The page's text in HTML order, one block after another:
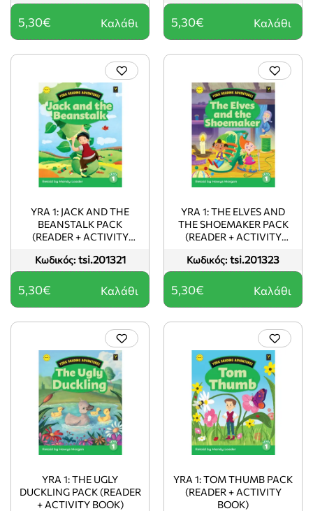
5,30€ Καλάθι 5,30€ Καλάθι
Κωδικός: tsi.201321
YRA 1: JACK AND THE
BEANSTALK PACK
(READER + ACTIVITY
5,30€ Καλάθι
Κωδικός: tsi.201323
YRA 1: THE ELVES AND
THE SHOEMAKER PACK
(READER + ACTIVITY
5,30€ Καλάθι
YRA 1: THE UGLY
DUCKLING PACK (READER
+ ACTIVITY BOOK)
YRA 1: TOM THUMB PACK
(READER + ACTIVITY
BOOK)